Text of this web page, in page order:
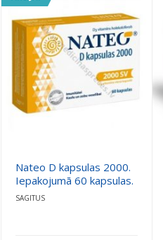
Nateo D kapsulas 2000.
Iepakojumā 60 kapsulas.
SAGITUS